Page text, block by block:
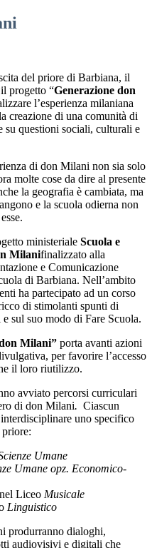
del priore di Barbiana, il
progetto “Generazione don
l’esperienza milaniana
creazione di una comunità di
su questioni sociali, culturali e
di don Milani non sia solo
molte cose da dire al presente
la geografia è cambiata, ma
e la scuola odierna non
ministeriale Scuola e
Milanifinalizzato alla
e Comunicazione
di Barbiana. Nell’ambito
ha partecipato ad un corso
di stimolanti spunti di
e sul suo modo di Fare Scuola.
Milani” porta avanti azioni
per favorire l’accesso
il loro riutilizzo.
avviato percorsi curriculari
di don Milani. Ciascun
uno specifico
Umane
Umane opz. Economico-
Liceo Musicale
Linguistico
produrranno dialoghi,
audiovisivi e digitali che